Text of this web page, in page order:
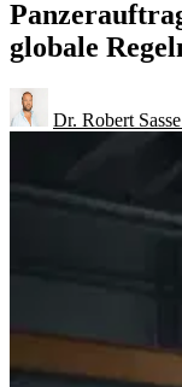
globale
Dr. Robert Sasse